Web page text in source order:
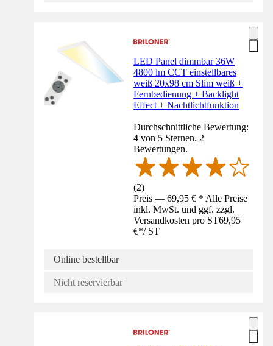
LED Panel dimmbar 36W
4800 lm CCT einstellbares
weiß 20x98 cm Slim weiß +
Fernbedienung + Backlight
Effect + Nachtlichtfunktion
Durchschnittliche Bewertung:
4 von 5 Sternen. 2
Bewertungen.
(2)
Preis — 69,95 € * Alle Preise
inkl. MwSt. und ggf. zzgl.
Versandkosten pro ST69,95
€*/ ST
Online bestellbar
Nicht reservierbar